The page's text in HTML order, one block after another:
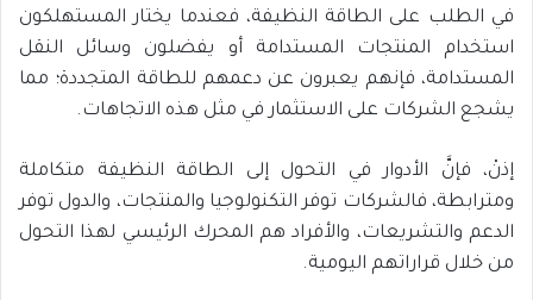
في الطلب على الطاقة النظيفة، فعندما يختار المستهلكون
استخدام المنتجات المستدامة أو يفضلون وسائل النقل
المستدامة، فإنهم يعبرون عن دعمهم للطاقة المتجددة؛ مما
يشجع الشركات على الاستثمار في مثل هذه الاتجاهات.
إذنْ، فإنَّ الأدوار في التحول إلى الطاقة النظيفة متكاملة
ومترابطة، فالشركات توفر التكنولوجيا والمنتجات، والدول توفر
الدعم والتشريعات، والأفراد هم المحرك الرئيسي لهذا التحول
من خلال قراراتهم اليومية.